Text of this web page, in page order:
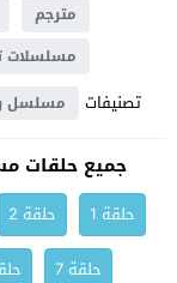
مترجم
مسلسلات
تصنيفات مسلسل
جميع حلقات
حلقة 1 حلقة 2
حلقة 7